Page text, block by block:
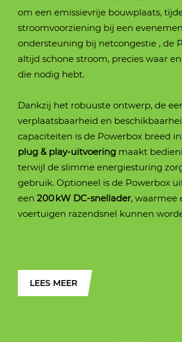
(LifePO4)
Inzetduur
(indicatie)
10 uur
Rupsbreedte 450 mm
Transport hoogte 2657 mm
(LifePO4)
Inzetduur
(indicatie)
8 uur
Transport breedte
(10.00x20 banden)
2450
Transport hoogte 3000 mm
(LifePO4)
Inzetduur
(indicatie)
10 uur
Transport breedte
(10.00x20 banden)
2490
Transport hoogte 3102 mm
(LifePO4)
Inzetduur
(indicatie)
8 uur
Transport breedte
(10.00x20 banden)
2530
Transport hoogte 3131 mm
(LifePO4)
Inzetduur
(indicatie)
9 uur
Transport breedte
(10.00x20 banden)
2990
Transport hoogte 3005 mm
(LifePO4)
Inzetduur
(indicatie)
12 uur
Transportbreedte (op
600mm rups)
2990
Transport hoogte 3005 mm
om een emissievrije bouwplaats,
stroomvoorziening bij een
ondersteuning bij netcongestie , de
altijd schone stroom, precies waar
die nodig hebt.
Dankzij het robuuste ontwerp, de
verplaatsbaarheid en
capaciteiten is de Powerbox breed
plug & play-uitvoering maakt
terwijl de slimme energiesturing
gebruik. Optioneel is de Powerbox
een 200 kW DC-snellader, waarmee
voertuigen razendsnel kunnen
LEES MEER